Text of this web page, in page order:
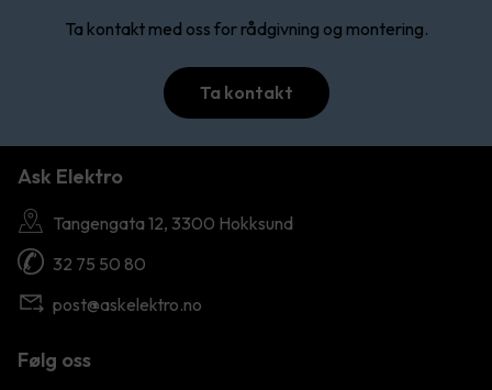
Ta kontakt med oss for rådgivning og montering.
Ta kontakt
Ask Elektro
Tangengata 12, 3300 Hokksund
32 75 50 80
post@askelektro.no
Følg oss